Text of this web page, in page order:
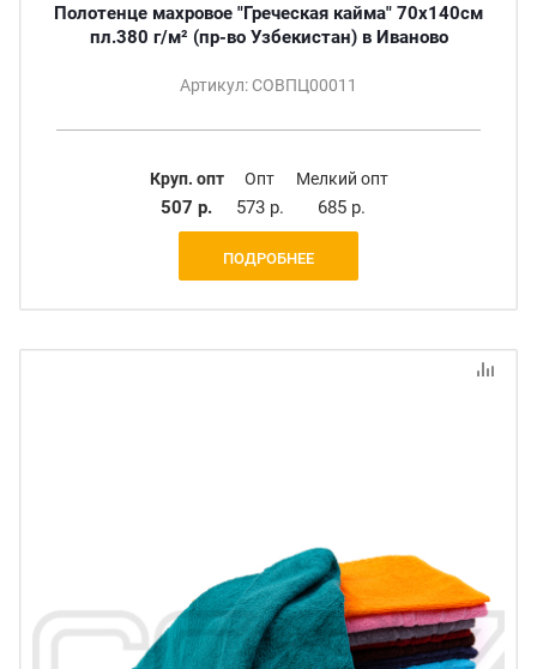
Полотенце махровое "Греческая кайма" 70х140см
пл.380 г/м² (пр-во Узбекистан) в Иваново
Артикул: СОВПЦ00011
Круп. опт
507 р.
Опт
573 р.
Мелкий опт
685 р.
ПОДРОБНЕЕ